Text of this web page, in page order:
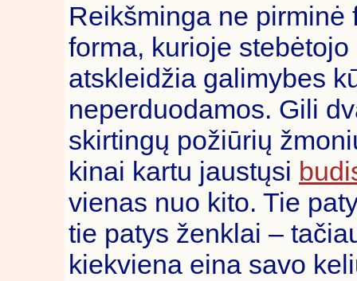
Reikšminga ne pirminė
forma, kurioje
atskleidžia galimybes
neperduodamos. Gili
skirtingų požiūrių
kinai kartu jaustųsi
vienas nuo kito. Tie
tie patys ženklai –
kiekviena eina savo